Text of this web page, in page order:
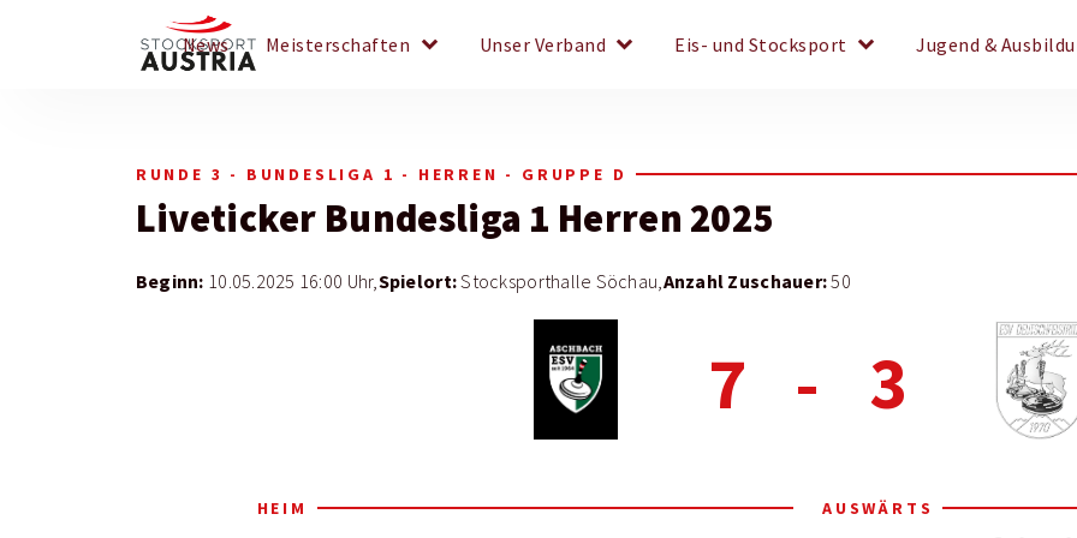
News Meisterschaften keyboard_arrow_down Unser Verband keyboard_arrow_down Eis- und Stocksport keyboard_arrow_down Jugend &
RUNDE 3 - BUNDESLIGA 1 - HERREN - GRUPPE D
Liveticker Bundesliga 1 Herren 2025
Beginn: 10.05.2025 16:00 Uhr,Spielort:Stocksporthalle Söchau,Anzahl Zuschauer:50
7 - 3
HEIM AUSWÄRTS